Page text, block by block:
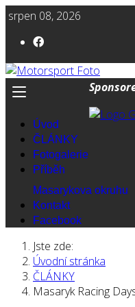
srpen 08, 2026
Úvod
ČLÁNKY
Fotogalerie
Příběh
Masarykova okruhu
Kontakt
Facebook
Jste zde:
Úvodní stránka
ČLÁNKY
Masaryk Racing